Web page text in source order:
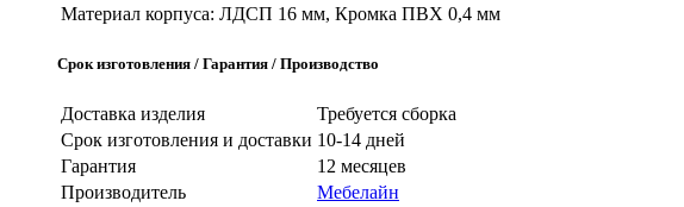
Материал корпуса: ЛДСП 16 мм, Кромка ПВХ 0,4 мм
Срок изготовления / Гарантия / Производство
Доставка изделия
Требуется сборка
Срок изготовления и доставки 10-14 дней
Гарантия
12 месяцев
Производитель
Мебелайн